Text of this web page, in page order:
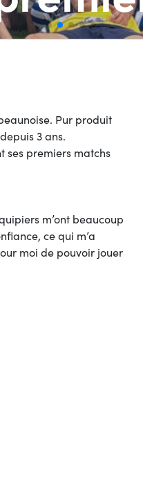
Pur produit
3 ans.
ses premiers matchs
m’ont beaucoup
ce qui m’a
moi de pouvoir jouer